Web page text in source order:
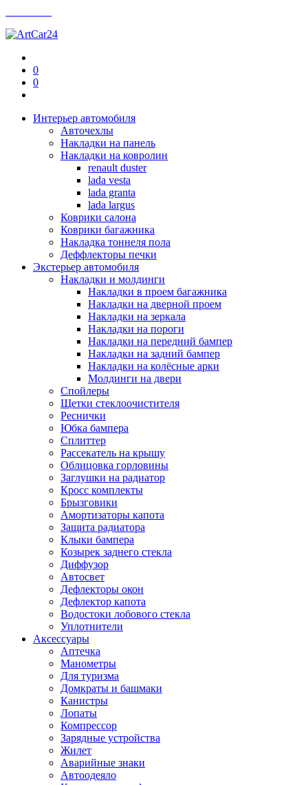
0
0
Интерьер автомобиля
Авточехлы
Накладки на панель
Накладки на ковролин
renault duster
lada vesta
lada granta
lada largus
Коврики салона
Коврики багажника
Накладка тоннеля пола
Деффлекторы печки
Экстерьер автомобиля
Накладки и молдинги
Накладки в проем багажника
Накладки на дверной проем
Накладки на зеркала
Накладки на пороги
Накладки на передний бампер
Накладки на задний бампер
Накладки на колёсные арки
Молдинги на двери
Спойлеры
Щетки стеклоочистителя
Реснички
Юбка бампера
Сплиттер
Рассекатель на крышу
Облицовка горловины
Заглушки на радиатор
Кросс комплекты
Брызговики
Амортизаторы капота
Защита радиатора
Клыки бампера
Козырек заднего стекла
Диффузор
Автосвет
Дефлекторы окон
Дефлектор капота
Водостоки лобового стекла
Уплотнители
Аксессуары
Аптечка
Манометры
Для туризма
Домкраты и башмаки
Канистры
Лопаты
Компрессор
Зарядные устройства
Жилет
Аварийные знаки
Автоодеяло